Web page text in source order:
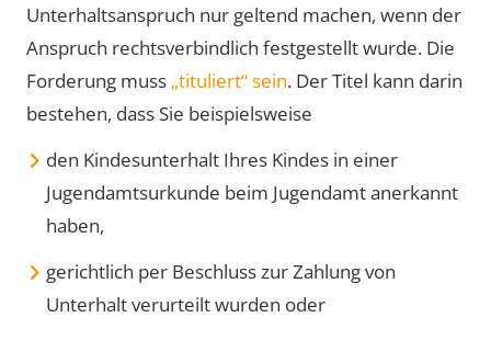
Unterhaltsanspruch nur geltend machen, wenn der
Anspruch rechtsverbindlich festgestellt wurde. Die
Forderung muss „tituliert“ sein. Der Titel kann darin
bestehen, dass Sie beispielsweise
den Kindesunterhalt Ihres Kindes in einer
Jugendamtsurkunde beim Jugendamt anerkannt
haben,
gerichtlich per Beschluss zur Zahlung von
Unterhalt verurteilt wurden oder